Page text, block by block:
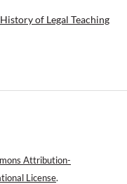
of Legal Teaching
Attribution-
License.